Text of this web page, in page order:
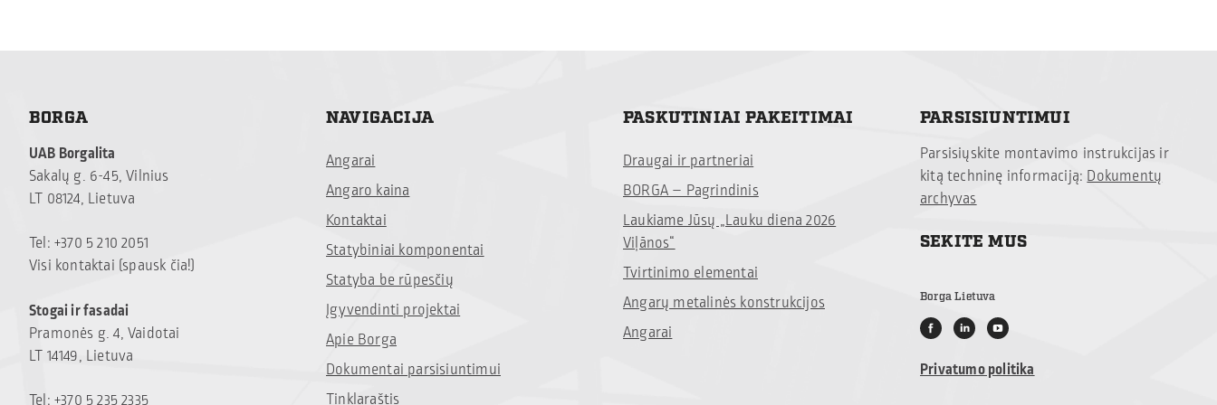
BORGA
UAB Borgalita
Sakalų g. 6-45, Vilnius
LT 08124, Lietuva
Tel: +370 5 210 2051
Visi kontaktai (spausk čia!)
Stogai ir fasadai
Pramonės g. 4, Vaidotai
LT 14149, Lietuva
Tel: +370 5 235 2335
NAVIGACIJA
Angarai
Angaro kaina
Kontaktai
Statybiniai komponentai
Statyba be rūpesčių
Įgyvendinti projektai
Apie Borga
Dokumentai parsisiuntimui
Tinklaraštis
PASKUTINIAI PAKEITIMAI
Draugai ir partneriai
BORGA – Pagrindinis
Laukiame Jūsų „Lauku diena 2026
Viļānos“
Tvirtinimo elementai
Angarų metalinės konstrukcijos
Angarai
PARSISIUNTIMUI
Parsisiųskite montavimo instrukcijas ir
kitą techninę informaciją: Dokumentų
archyvas
SEKITE MUS
Borga Lietuva
Privatumo politika